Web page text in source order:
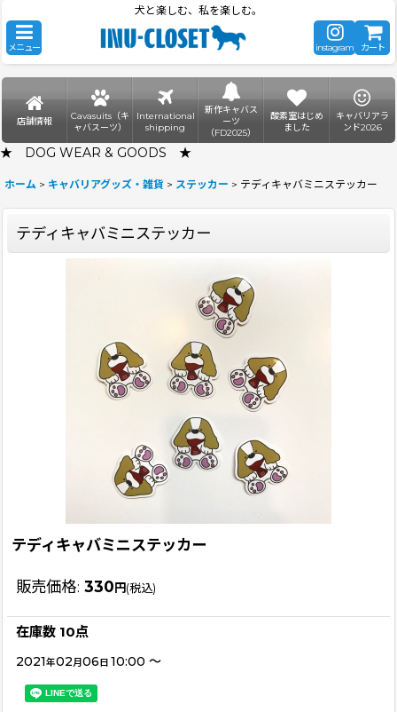
犬と楽しむ、私を楽しむ。
メニュー instagram カート
店舗情報
Cavasuits（キ
ャバスーツ）
International
shipping
新作キャバス
ーツ
（FD2025）
酸素室はじめ
ました
キャバリアラ
ンド2026
★ DOG WEAR & GOODS ★
ホーム > キャバリアグッズ・雑貨 > ステッカー > テディキャバミニステッカー
テディキャバミニステッカー
テディキャバミニステッカー
販売価格: 330円(税込)
在庫数 10点
2021年02月 06日 10:00 ～